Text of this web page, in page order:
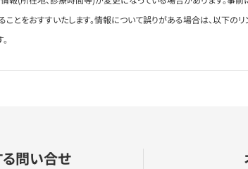
ことをおすすいたします。情報について誤りがある場合は、以下の
問い合せ